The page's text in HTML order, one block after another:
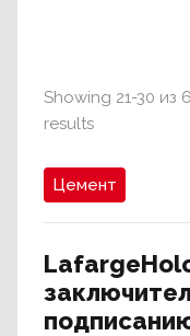
Showing 21-30 из
results
Цемент